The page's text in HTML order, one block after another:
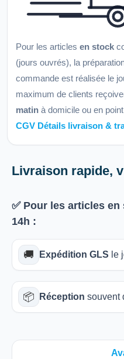
Pour les articles en stock
(jours ouvrés), la
commande est réalisée le
maximum de clients
matin à domicile ou en
CGV Détails livraison &
Livraison rapide,
✅ Pour les articles en
14h :
🚚 Expédition GLS le
📦 Réception souvent